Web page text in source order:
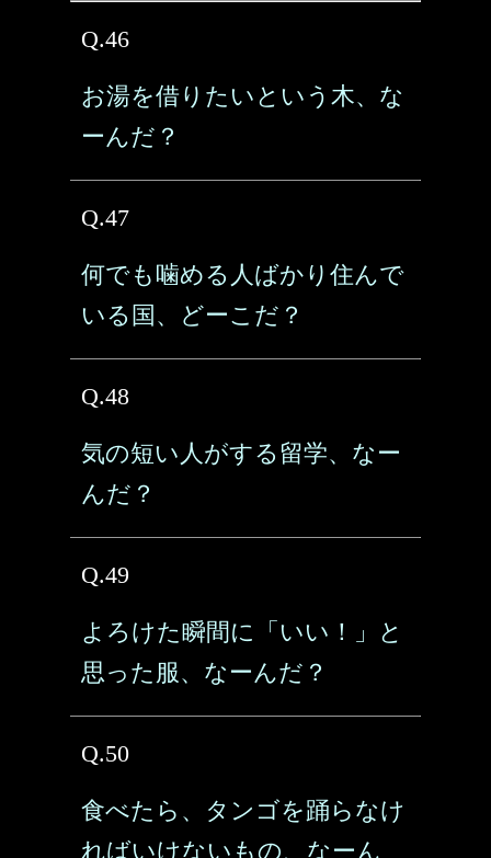
Q.46
お湯を借りたいという木、な
ーんだ？
Q.47
何でも噛める人ばかり住んで
いる国、どーこだ？
Q.48
気の短い人がする留学、なー
んだ？
Q.49
よろけた瞬間に「いい！」と
思った服、なーんだ？
Q.50
食べたら、タンゴを踊らなけ
ればいけないもの、なーん